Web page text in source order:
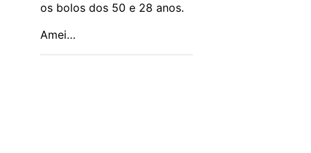
os bolos dos 50 e 28 anos.
Amei…